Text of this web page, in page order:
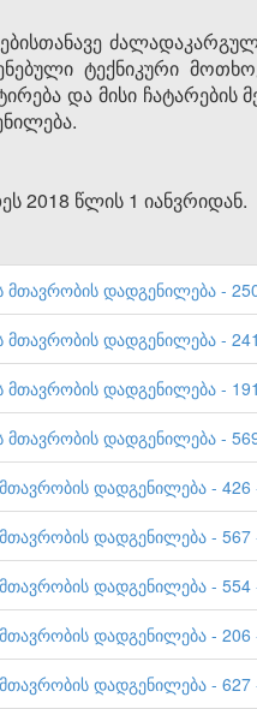
ტექნიკური
და მისი
2018 წლის 1 იანვრიდან.
მთავრობის დადგენილება -
მთავრობის დადგენილება -
მთავრობის დადგენილება -
მთავრობის დადგენილება -
დადგენილება - 426
დადგენილება - 567
დადგენილება - 554
დადგენილება - 206
დადგენილება - 627